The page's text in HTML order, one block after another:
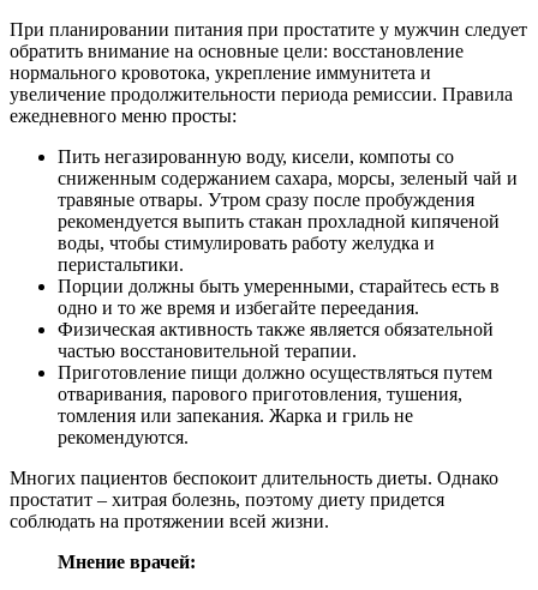
При планировании питания при простатите у мужчин следует
обратить внимание на основные цели: восстановление
нормального кровотока, укрепление иммунитета и
увеличение продолжительности периода ремиссии. Правила
ежедневного меню просты:
Пить негазированную воду, кисели, компоты со
сниженным содержанием сахара, морсы, зеленый чай и
травяные отвары. Утром сразу после пробуждения
рекомендуется выпить стакан прохладной кипяченой
воды, чтобы стимулировать работу желудка и
перистальтики.
Порции должны быть умеренными, старайтесь есть в
одно и то же время и избегайте переедания.
Физическая активность также является обязательной
частью восстановительной терапии.
Приготовление пищи должно осуществляться путем
отваривания, парового приготовления, тушения,
томления или запекания. Жарка и гриль не
рекомендуются.
Многих пациентов беспокоит длительность диеты. Однако
простатит – хитрая болезнь, поэтому диету придется
соблюдать на протяжении всей жизни.
Мнение врачей: